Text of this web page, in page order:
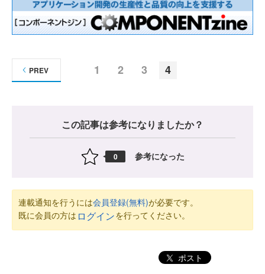
1 2 3 4
PREV
この記事は参考になりましたか？
0 参考になった
連載通知を行うには会員登録(無料)が必要です。
既に会員の方は ログインを行ってください。
ポスト